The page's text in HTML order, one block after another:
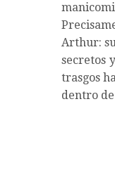
Arthur:
secretos
trasgos
dentro